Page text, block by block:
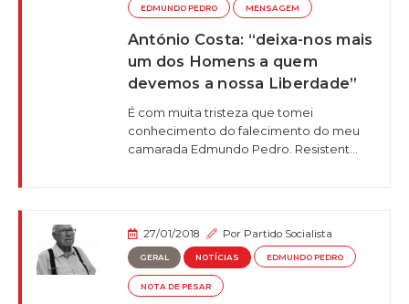
EDMUNDO PEDRO MENSAGEM
António Costa: “deixa-nos mais
um dos Homens a quem
devemos a nossa Liberdade”
É com muita tristeza que tomei
conhecimento do falecimento do meu
camarada Edmundo Pedro. Resistent...
27/01/2018 Por Partido Socialista
GERAL NOTÍCIAS EDMUNDO PEDRO
NOTA DE PESAR